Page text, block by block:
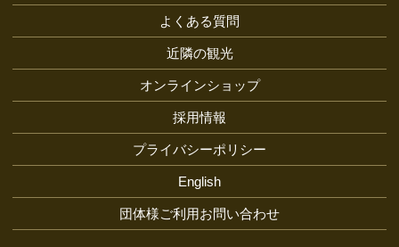
よくある質問
近隣の観光
オンラインショップ
採用情報
プライバシーポリシー
English
団体様ご利用お問い合わせ